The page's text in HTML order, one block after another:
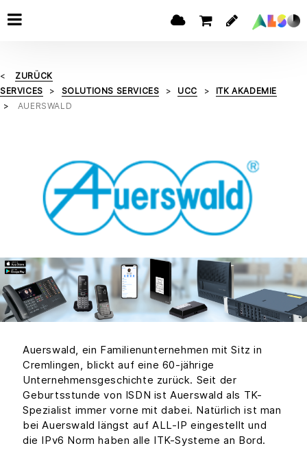
ZURÜCK
SERVICES
SOLUTIONS SERVICES UCC
ITK AKADEMIE
AUERSWALD
Auerswald, ein Familienunternehmen mit Sitz in
Cremlingen, blickt auf eine 60-jährige
Unternehmensgeschichte zurück. Seit der
Geburtsstunde von ISDN ist Auerswald als TK-
Spezialist immer vorne mit dabei. Natürlich ist man
bei Auerswald längst auf ALL-IP eingestellt und
die IPv6 Norm haben alle ITK-Systeme an Bord.